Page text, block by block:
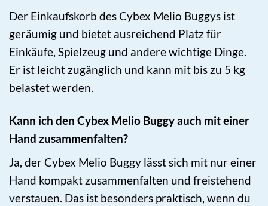
Der Einkaufskorb des Cybex Melio Buggys ist
geräumig und bietet ausreichend Platz für
Einkäufe, Spielzeug und andere wichtige Dinge.
Er ist leicht zugänglich und kann mit bis zu 5 kg
belastet werden.
Kann ich den Cybex Melio Buggy auch mit einer
Hand zusammenfalten?
Ja, der Cybex Melio Buggy lässt sich mit nur einer
Hand kompakt zusammenfalten und freistehend
verstauen. Das ist besonders praktisch, wenn du